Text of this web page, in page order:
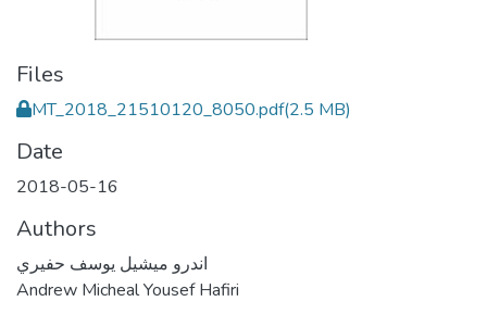
Files
MT_2018_21510120_8050.pdf(2.5 MB)
Date
2018-05-16
Authors
اندرو ميشيل يوسف حفيري
Andrew Micheal Yousef Hafiri